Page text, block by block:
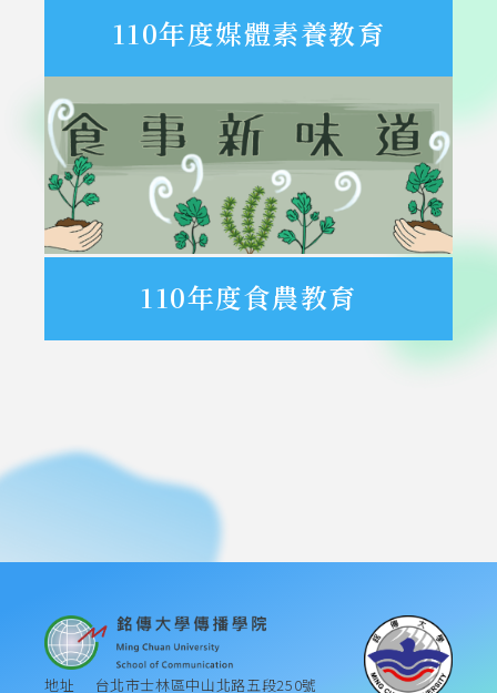
110年度媒體素養教育
110年度食農教育
地址 台北市士林區中山北路五段250號